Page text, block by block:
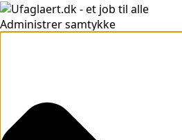
Administrer samtykke